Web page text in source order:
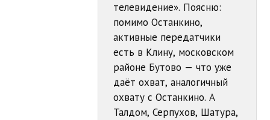
телевидение». Поясню:
помимо Останкино,
активные передатчики
есть в Клину, московском
районе Бутово — что уже
даёт охват, аналогичный
охвату с Останкино. А
Талдом, Серпухов, Шатура,